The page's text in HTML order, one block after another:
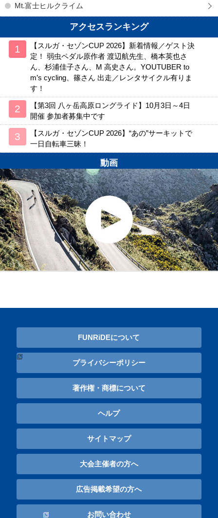
Mt.富士ヒルクライム
アクセスランキング
【スルガ・セゾンCUP 2026】新着情報／ゲスト決
定！ 弱虫ペダル原作者 渡辺航先生、橋本英也さ
ん、杉浦佳子さん、M 高史さん。YOUTUBER to
m’s cycling、篠さん 出走／レンタサイクル有りま
す！
【第3回 八ヶ岳高原ロングライド】10月3日～4日
開催 参加者募集中です
【スルガ・セゾンCUP 2026】“あの”サーキットで
一日自転車三昧！
動画
FUNRiDEについて
プライバシーポリシー
著作権・商標について
ヘルプ
サイトマップ
大会主催者の方へ
広告掲載希望の方へ
お問い合わせ